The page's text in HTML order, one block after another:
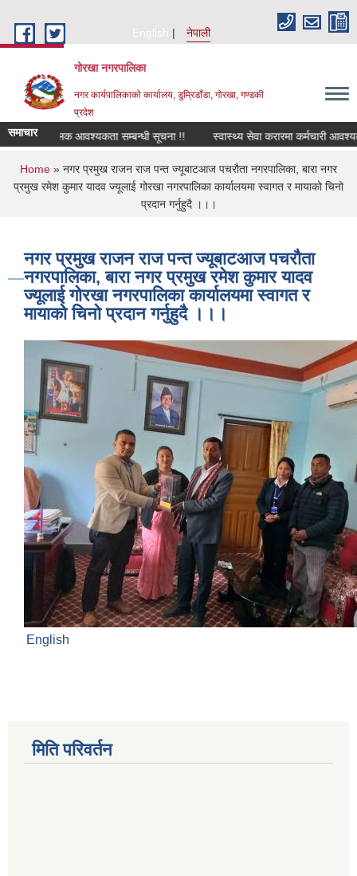
English
नेपाली
गोरखा नगरपालिका
नगर कार्यपालिकाको कार्यालय, डुम्रिडाँडा, गोरखा, गण्डकी
प्रदेश
समाचार
सवारी चालक आवश्यकता सम्बन्धी सूचना !! स्वास्थ्य सेवा करारमा कर्मचारी
You are here
Home » नगर प्रमुख राजन राज पन्त ज्यूबाटआज पचरौता नगरपालिका, बारा नगर
प्रमुख रमेश कुमार यादव ज्यूलाई गोरखा नगरपालिका कार्यालयमा स्वागत र मायाको चिनो
प्रदान गर्नुहुदै ।।।
नगर प्रमुख राजन राज पन्त ज्यूबाटआज पचरौता
नगरपालिका, बारा नगर प्रमुख रमेश कुमार यादव
ज्यूलाई गोरखा नगरपालिका कार्यालयमा स्वागत र
मायाको चिनो प्रदान गर्नुहुदै ।।।
English
मिति परिवर्तन